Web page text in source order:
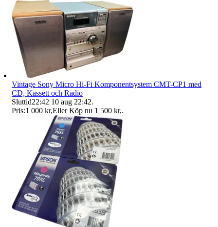
Vintage Sony Micro Hi-Fi Komponentsystem CMT-CP1 med
CD, Kassett och Radio
Sluttid22:42 10 aug 22:42.
Pris:1 000 kr,Eller Köp nu 1 500 kr,.